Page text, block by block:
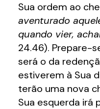
Sua ordem ao
aventurado
quando vier,
24.46). Prepare-
será o da
estiverem à Sua
terão uma nova
Sua esquerda irá